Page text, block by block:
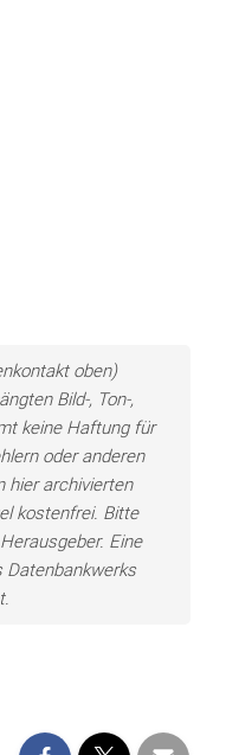
oben)
Bild-, Ton-,
keine Haftung für
oder anderen
hier archivierten
kostenfrei. Bitte
Eine
Datenbankwerks